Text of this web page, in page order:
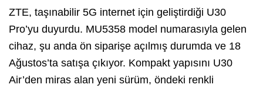
ZTE, taşınabilir 5G internet için geliştirdiği U30
Pro’yu duyurdu. MU5358 model numarasıyla gelen
cihaz, şu anda ön siparişe açılmış durumda ve 18
Ağustos’ta satışa çıkıyor. Kompakt yapısını U30
Air’den miras alan yeni sürüm, öndeki renkli